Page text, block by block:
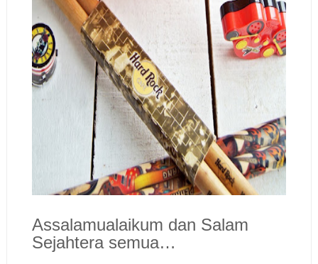
Assalamualaikum dan Salam
Sejahtera semua…